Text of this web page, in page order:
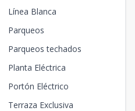
Línea Blanca
Parqueos
Parqueos techados
Planta Eléctrica
Portón Eléctrico
Terraza Exclusiva